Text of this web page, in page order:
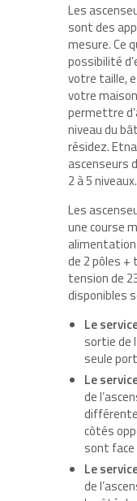
Les
sont des
mesure. Ce
possibilité
votre taille,
votre
permettre
niveau du
résidez.
ascenseurs
2 à 5 niveaux.
Les
une course
de 2 pôles +
tension de
disponibles
Le
sortie de
seule
Le
de
côtés
sont face
Le
de